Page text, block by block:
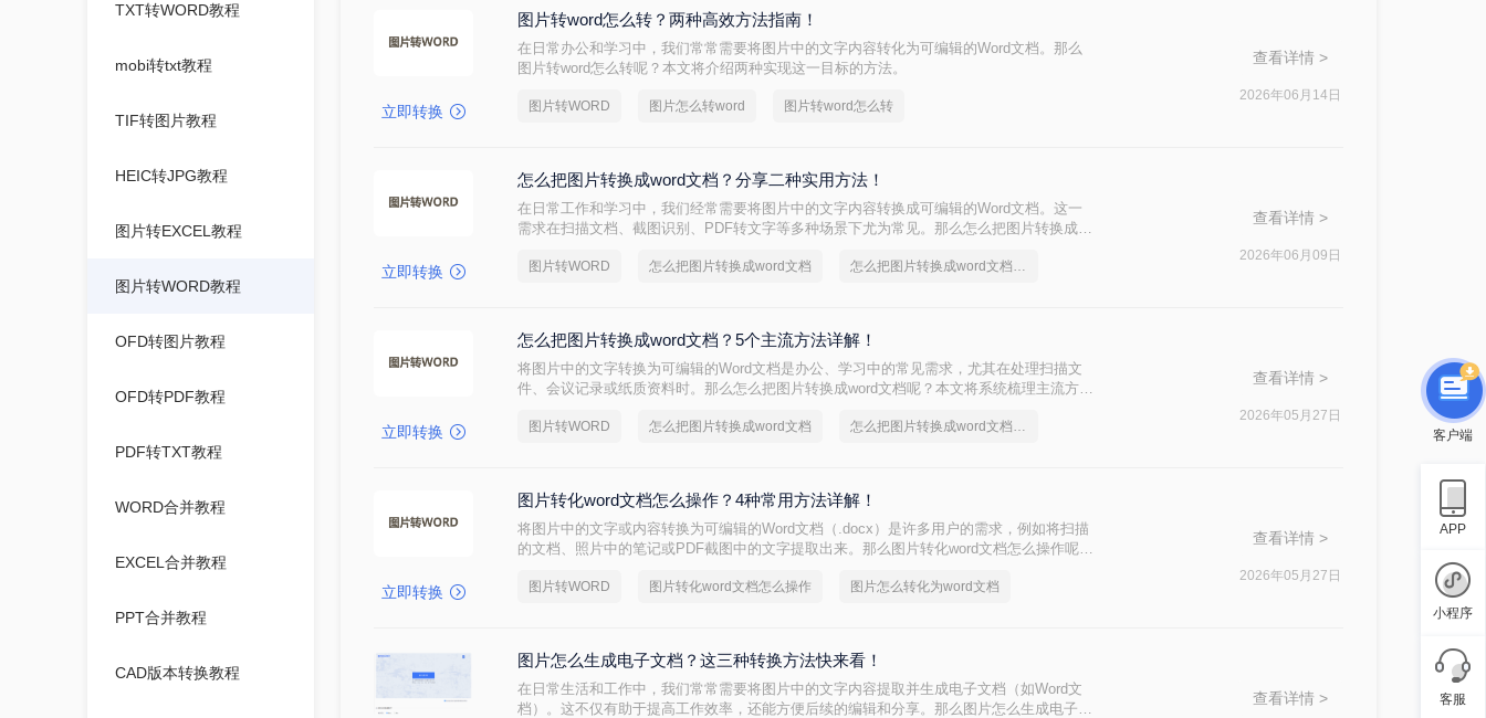
TXT转WORD教程
mobi转txt教程
TIF转图片教程
HEIC转JPG教程
图片转EXCEL教程
图片转WORD教程
OFD转图片教程
OFD转PDF教程
PDF转TXT教程
WORD合并教程
EXCEL合并教程
PPT合并教程
CAD版本转换教程
立即转换
图片转word怎么转？两种高效方法指南！
在日常办公和学习中，我们常常需要将图片中的文字内容转化为可编辑的Word文档。那么
图片转word怎么转呢？本文将介绍两种实现这一目标的方法。
图片转WORD 图片怎么转word 图片转word怎么转
查看详情 >
2026年06月14日
立即转换
怎么把图片转换成word文档？分享二种实用方法！
在日常工作和学习中，我们经常需要将图片中的文字内容转换成可编辑的Word文档。这一
需求在扫描文档、截图识别、PDF转文字等多种场景下尤为常见。那么怎么把图片转换成
图片转WORD 怎么把图片转换成word文档 怎么把图片转换成word文档格式
查看详情 >
2026年06月09日
立即转换
怎么把图片转换成word文档？5个主流方法详解！
将图片中的文字转换为可编辑的Word文档是办公、学习中的常见需求，尤其在处理扫描文
件、会议记录或纸质资料时。那么怎么把图片转换成word文档呢？本文将系统梳理主流方
图片转WORD 怎么把图片转换成word文档 怎么把图片转换成word文档格式
查看详情 >
2026年05月27日
立即转换
图片转化word文档怎么操作？4种常用方法详解！
将图片中的文字或内容转换为可编辑的Word文档（.docx）是许多用户的需求，例如将扫描
的文档、照片中的笔记或PDF截图中的文字提取出来。那么图片转化word文档怎么操作呢？
图片转WORD 图片转化word文档怎么操作 图片怎么转化为word文档
查看详情 >
2026年05月27日
图片怎么生成电子文档？这三种转换方法快来看！
在日常生活和工作中，我们常常需要将图片中的文字内容提取并生成电子文档（如Word文
档）。这不仅有助于提高工作效率，还能方便后续的编辑和分享。那么图片怎么生成电子文
查看详情 >
客户端
APP
小程序
客服